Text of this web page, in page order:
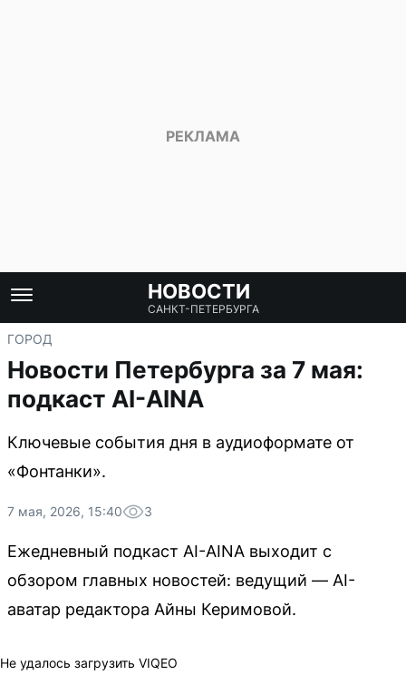
НОВОСТИ
САНКТ-ПЕТЕРБУРГА
ГОРОД
Новости Петербурга за 7 мая:
подкаст AI-AINA
Ключевые события дня в аудиоформате от
«Фонтанки».
7 мая, 2026, 15:40 3
Ежедневный подкаст AI-AINA выходит с
обзором главных новостей: ведущий — AI-
аватар редактора Айны Керимовой.
Не удалось загрузить VIQEO